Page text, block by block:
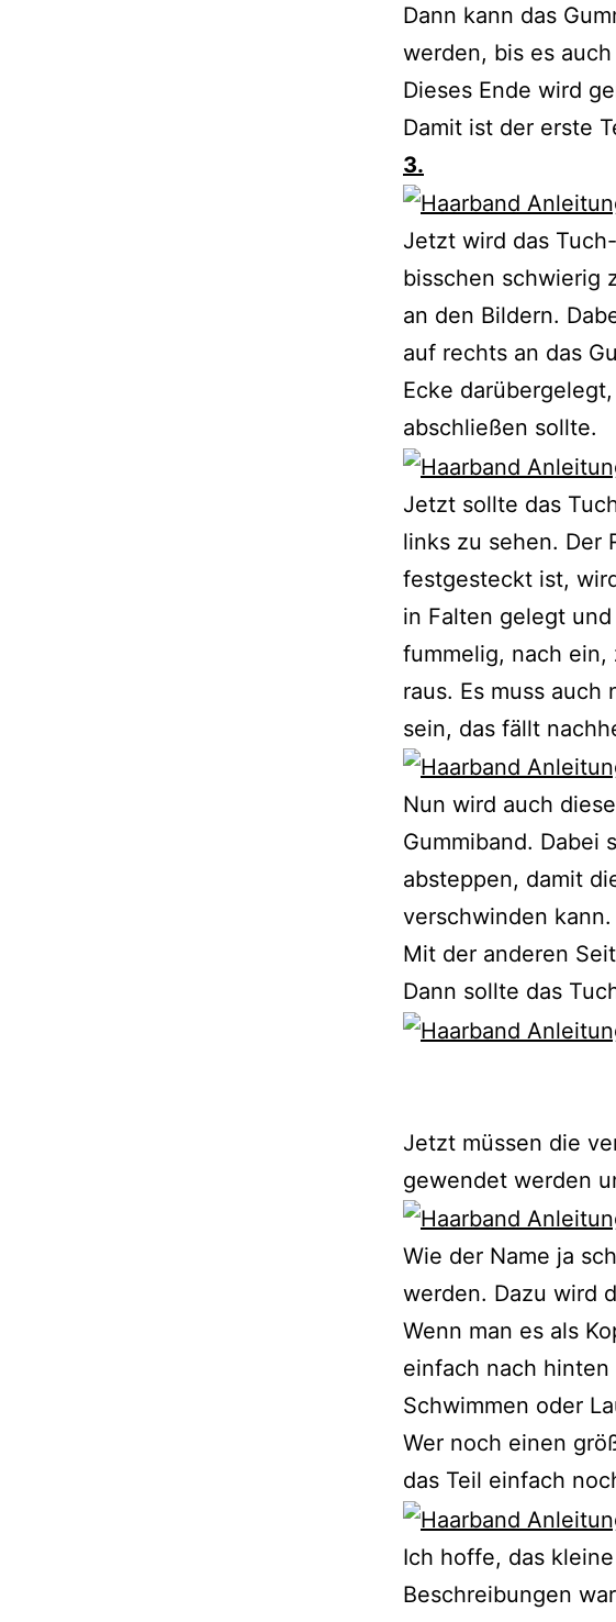
Dann kann das
werden, bis es
Dieses Ende wird
Damit ist der erste
3.
Jetzt wird das
bisschen schwierig
an den Bildern.
auf rechts an das
Ecke
abschließen sollte.
Jetzt sollte das
links zu sehen. Der
festgesteckt ist,
in Falten gelegt
fummelig, nach ein,
raus. Es muss
sein, das fällt
Nun wird auch
Gummiband. Dabei
absteppen, damit
verschwinden kann.
Mit der anderen
Dann sollte das
Jetzt müssen die
gewendet werden
Wie der Name ja
werden. Dazu wird
Wenn man es als
einfach nach
Schwimmen oder
Wer noch einen
das Teil einfach
Ich hoffe, das
Beschreibungen